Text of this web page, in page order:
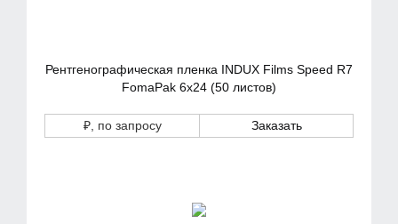
Рентгенографическая пленка INDUX Films Speed R7
FomaPak 6х24 (50 листов)
₽, по запросу Заказать